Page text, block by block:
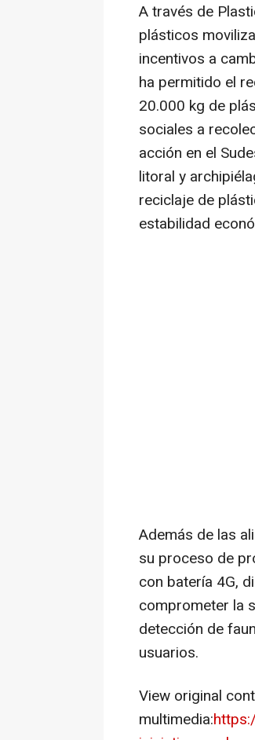
A través de
plásticos
incentivos a
ha permitido el
20.000 kg de
sociales a
acción en el
litoral y
reciclaje de
estabilidad
Además de las
su proceso de
con batería 4G,
comprometer la
detección de
usuarios.
View original
multimedia: